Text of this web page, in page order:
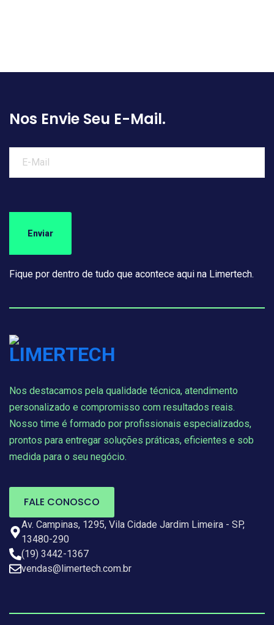
Nos Envie Seu E-Mail.
Fique por dentro de tudo que acontece aqui na Limertech.
Nos destacamos pela qualidade técnica, atendimento
personalizado e compromisso com resultados reais.
Nosso time é formado por profissionais especializados,
prontos para entregar soluções práticas, eficientes e sob
medida para o seu negócio.
FALE CONOSCO
Av. Campinas, 1295, Vila Cidade Jardim Limeira - SP,
13480-290
(19) 3442-1367
vendas@limertech.com.br